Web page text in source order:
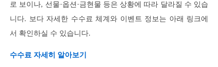
로 보이나, 선물·옵션·금현물 등은 상황에 따라 달라질 수 있습
니다. 보다 자세한 수수료 체계와 이벤트 정보는 아래 링크에
서 확인하실 수 있습니다.
수수료 자세히 알아보기